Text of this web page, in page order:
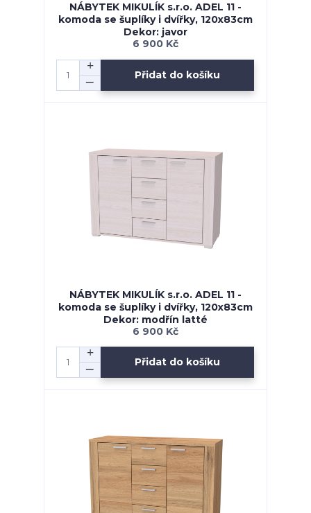
NÁBYTEK MIKULÍK s.r.o. ADEL 11 -
komoda se šuplíky i dvířky, 120x83cm
Dekor: javor
6 900 Kč
Přidat do košíku
NÁBYTEK MIKULÍK s.r.o. ADEL 11 -
komoda se šuplíky i dvířky, 120x83cm
Dekor: modřín latté
6 900 Kč
Přidat do košíku